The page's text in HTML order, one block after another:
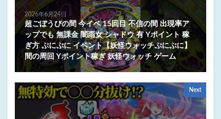
2026年6月24日
超ごぼうびの間 今イベ 15回目 不信の間 出現率ア
ップでも 無課金 闇雨女 シャドウ 有 Yポイント 稼
ぎ方 ぷにぷに イベント【妖怪ウォッチぷにぷに】
間の周回 Yポイント稼ぎ 妖怪ウォッチ ゲーム
Next